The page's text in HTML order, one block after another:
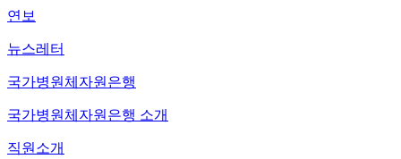
연보
뉴스레터
국가병원체자원은행
국가병원체자원은행 소개
직원소개